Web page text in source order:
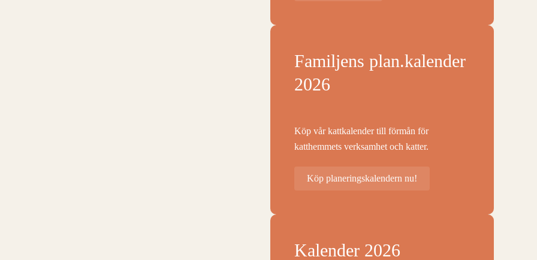
Familjens plan.kalender
2026
Köp vår kattkalender till förmån för
katthemmets verksamhet och katter.
Köp planeringskalendern nu!
Kalender 2026